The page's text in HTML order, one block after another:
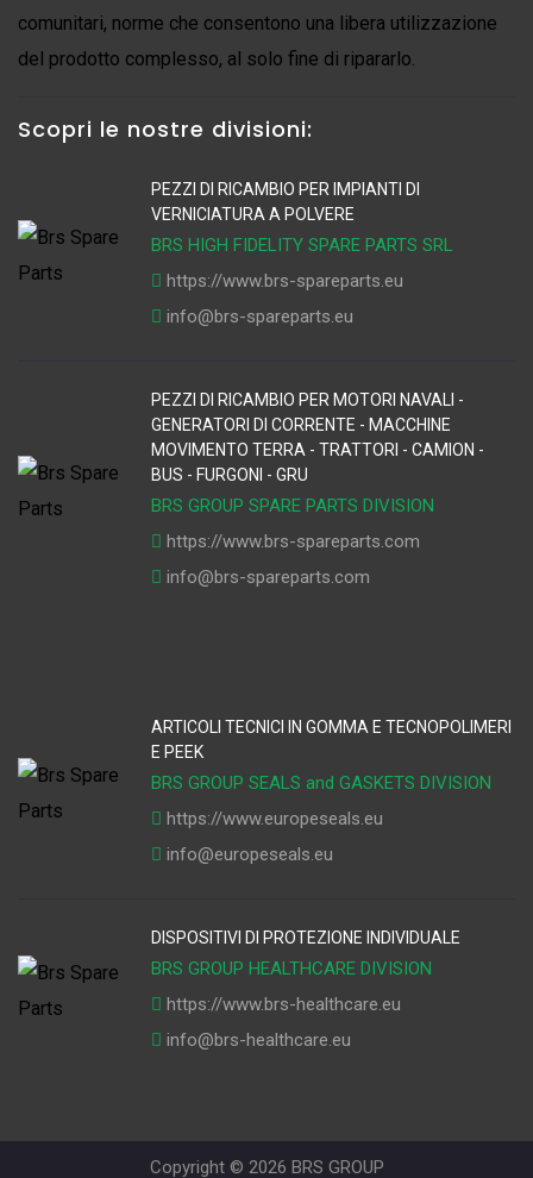
comunitari, norme che consentono una libera utilizzazione
del prodotto complesso, al solo fine di ripararlo.
Scopri le nostre divisioni:
PEZZI DI RICAMBIO PER IMPIANTI DI
VERNICIATURA A POLVERE
BRS HIGH FIDELITY SPARE PARTS SRL
https://www.brs-spareparts.eu
info@brs-spareparts.eu
PEZZI DI RICAMBIO PER MOTORI NAVALI -
GENERATORI DI CORRENTE - MACCHINE
MOVIMENTO TERRA - TRATTORI - CAMION -
BUS - FURGONI - GRU
BRS GROUP SPARE PARTS DIVISION
https://www.brs-spareparts.com
info@brs-spareparts.com
ARTICOLI TECNICI IN GOMMA E TECNOPOLIMERI
E PEEK
BRS GROUP SEALS and GASKETS DIVISION
https://www.europeseals.eu
info@europeseals.eu
DISPOSITIVI DI PROTEZIONE INDIVIDUALE
BRS GROUP HEALTHCARE DIVISION
https://www.brs-healthcare.eu
info@brs-healthcare.eu
Copyright © 2026 BRS GROUP